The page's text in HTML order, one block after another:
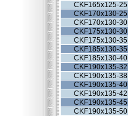
CKF165x125-25
CKF170x130-25
CKF170x130-30
CKF175x130-30
CKF175x130-35
CKF185x130-35
CKF185x130-40
CKF190x135-32
CKF190x135-38
CKF190x135-40
CKF190x135-42
CKF190x135-45
CKF190x135-50